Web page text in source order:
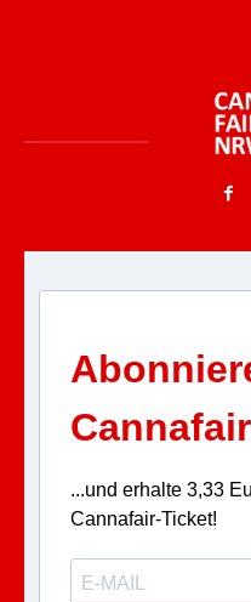
...und erhalte 3,33
Cannafair-Ticket!